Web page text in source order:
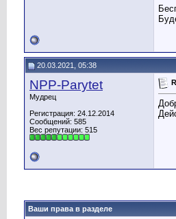
20.03.2021, 05:38
NPP-Parytet
Мудрец
Регистрация: 24.12.2014
Сообщений: 585
Вес репутации: 515
Ваши права в разделе